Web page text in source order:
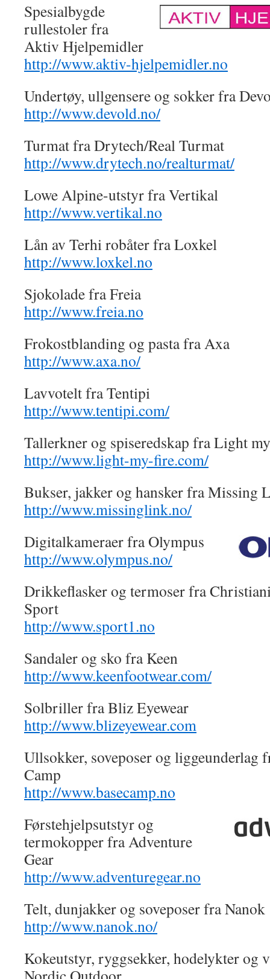
Spesialbygde
rullestoler fra
Aktiv Hjelpemidler
http://www.aktiv-hjelpemidler.no
Undertøy, ullgensere og sokker fra
http://www.devold.no/
Turmat fra Drytech/Real Turmat
http://www.drytech.no/realturmat/
Lowe Alpine-utstyr fra Vertikal
http://www.vertikal.no
Lån av Terhi robåter fra Loxkel
http://www.loxkel.no
Sjokolade fra Freia
http://www.freia.no
Frokostblanding og pasta fra Axa
http://www.axa.no/
Lavvotelt fra Tentipi
http://www.tentipi.com/
Tallerkner og spiseredskap fra Light
http://www.light-my-fire.com/
Bukser, jakker og hansker fra Missing
http://www.missinglink.no/
Digitalkameraer fra Olympus
http://www.olympus.no/
Drikkeflasker og termoser fra
Sport
http://www.sport1.no
Sandaler og sko fra Keen
http://www.keenfootwear.com/
Solbriller fra Bliz Eyewear
http://www.blizeyewear.com
Ullsokker, soveposer og liggeunderlag
Camp
http://www.basecamp.no
Førstehjelpsutstyr og
termokopper fra Adventure
Gear
http://www.adventuregear.no
Telt, dunjakker og soveposer fra Nanok
http://www.nanok.no/
Kokeutstyr, ryggsekker, hodelykter og